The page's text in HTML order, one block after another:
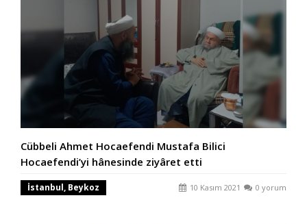
Cübbeli Ahmet Hocaefendi Mustafa Bilici
Hocaefendi’yi hânesinde ziyâret etti
İstanbul, Beykoz 10 Kasım 2021 0 yorum